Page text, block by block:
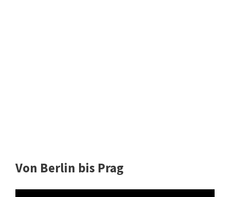
Von Berlin bis Prag